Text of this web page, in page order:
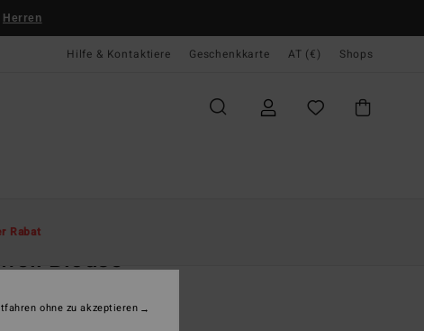
Herren
Hilfe & Kontaktiere Geschenkkarte AT (€) Shops
Rabat
Blouse
(23 Bewertungen)
ohne zu akzeptieren